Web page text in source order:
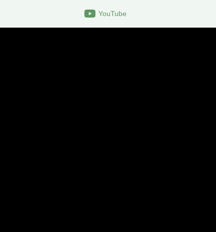
YouTube